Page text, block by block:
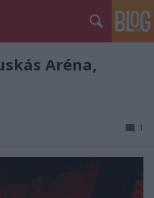
Aréna,
1